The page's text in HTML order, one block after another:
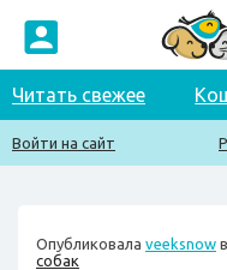
Читать свежее
Войти на сайт
Опубликовала veeksnow
собак